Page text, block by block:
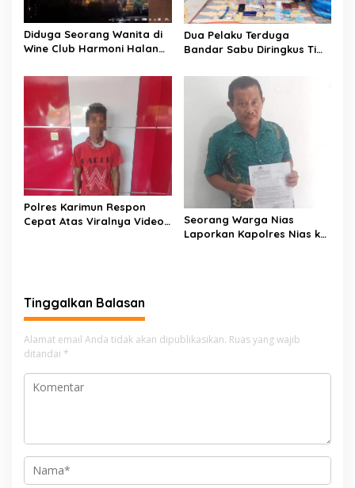
Diduga Seorang Wanita di
Wine Club Harmoni Halangi
Dua Pelaku Terduga
Bandar Sabu Diringkus Tim
Polres Karimun Respon
Cepat Atas Viralnya Video
Seorang Warga Nias
Laporkan Kapolres Nias ke
Tinggalkan Balasan
Alamat email Anda tidak akan dipublikasikan. Ruas yang wajib
ditandai *